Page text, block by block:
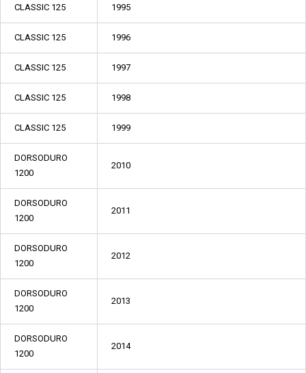
CLASSIC 125 1995
CLASSIC 125 1996
CLASSIC 125 1997
CLASSIC 125 1998
CLASSIC 125 1999
DORSODURO
1200
2010
DORSODURO
1200
2011
DORSODURO
1200
2012
DORSODURO
1200
2013
DORSODURO
1200
2014